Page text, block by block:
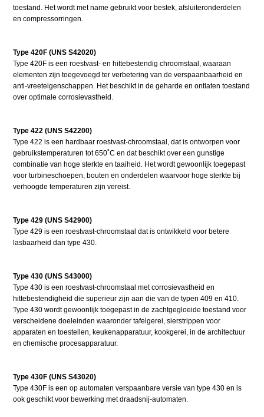
toestand. Het wordt met name gebruikt voor bestek, afsluiteronderdelen
en compressorringen.
Type 420F (UNS S42020)
Type 420F is een roestvast- en hittebestendig chroomstaal, waaraan
elementen zijn toegevoegd ter verbetering van de verspaanbaarheid en
anti-vreeteigenschappen. Het beschikt in de geharde en ontlaten toestand
over optimale corrosievastheid.
Type 422 (UNS S42200)
Type 422 is een hardbaar roestvast-chroomstaal, dat is ontworpen voor
gebruikstemperaturen tot 650˚C en dat beschikt over een gunstige
combinatie van hoge sterkte en taaiheid. Het wordt gewoonlijk toegepast
voor turbineschoepen, bouten en onderdelen waarvoor hoge sterkte bij
verhoogde temperaturen zijn vereist.
Type 429 (UNS S42900)
Type 429 is een roestvast-chroomstaal dat is ontwikkeld voor betere
lasbaarheid dan type 430.
Type 430 (UNS S43000)
Type 430 is een roestvast-chroomstaal met corrosievastheid en
hittebestendigheid die superieur zijn aan die van de typen 409 en 410.
Type 430 wordt gewoonlijk toegepast in de zachtgegloeide toestand voor
verscheidene doeleinden waaronder tafelgerei, sierstrippen voor
apparaten en toestellen, keukenapparatuur, kookgerei, in de architectuur
en chemische procesapparatuur.
Type 430F (UNS S43020)
Type 430F is een op automaten verspaanbare versie van type 430 en is
ook geschikt voor bewerking met draadsnij-automaten.